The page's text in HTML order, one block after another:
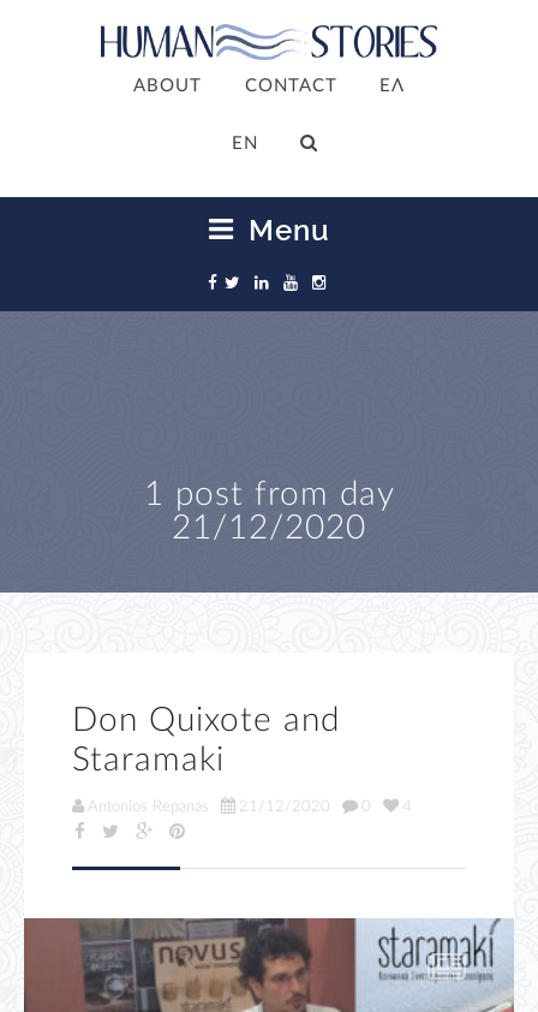
ABOUT CONTACT ΕΛ
ΕΝ
Menu
1 post from day
21/12/2020
Don Quixote and
Staramaki
Antonios Repanas 21/12/2020 0 4